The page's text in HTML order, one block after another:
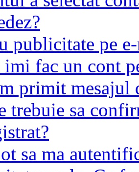
publicitate pe
imi fac un cont
primit mesajul
trebuie sa
sa ma